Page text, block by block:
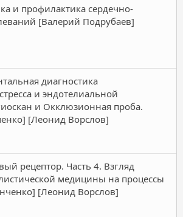
и профилактика сердечно-
[Валерий Подрубаев]
диагностика
и эндотелиальной
и Окклюзионная проба.
[Леонид Ворслов]
рецептор. Часть 4. Взгляд
медицины на процессы
[Леонид Ворслов]